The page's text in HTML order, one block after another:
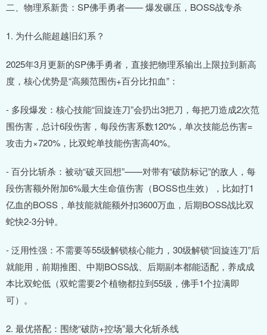
二、物理系新贵：SP佛手勇者—— 爆发碾压，BOSS战专杀
1. 为什么能超越旧幻系？
2025年3月更新的SP佛手勇者，直接把物理系输出上限拉到新高
度，核心优势是“高频范围伤+百分比扣血”：
- 多段爆发：核心技能“回旋连刀”会扔出3把刀，每把刀造成2次范
围伤害，总计6段伤害，每段伤害系数120%，单次技能总伤害=
攻击力×720%，比双蛇单技能伤害高40%。
- 百分比斩杀：被动“破灭回想”——对带有“破防标记”的敌人，每
段伤害额外附加6%最大生命值伤害（BOSS也生效），比如打1
亿血的BOSS，单技能就能额外扣3600万血，后期BOSS战比双
蛇快2-3分钟。
- 泛用性强：不需要等55级解锁核心能力，30级解锁“回旋连刀”后
就能用，前期推图、中期BOSS战、后期副本都能适配，养成成
本比双蛇低（双蛇需要2个植物都拉到55级，佛手1个拉满即
可）。
2. 最优搭配：围绕“破防+控场”最大化斩杀线